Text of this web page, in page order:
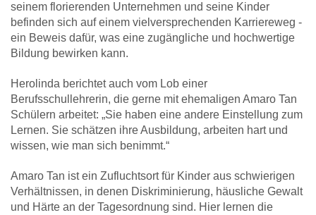
seinem florierenden Unternehmen und seine Kinder
befinden sich auf einem vielversprechenden Karriereweg -
ein Beweis dafür, was eine zugängliche und hochwertige
Bildung bewirken kann.
Herolinda berichtet auch vom Lob einer
Berufsschullehrerin, die gerne mit ehemaligen Amaro Tan
Schülern arbeitet: „Sie haben eine andere Einstellung zum
Lernen. Sie schätzen ihre Ausbildung, arbeiten hart und
wissen, wie man sich benimmt.“
Amaro Tan ist ein Zufluchtsort für Kinder aus schwierigen
Verhältnissen, in denen Diskriminierung, häusliche Gewalt
und Härte an der Tagesordnung sind. Hier lernen die